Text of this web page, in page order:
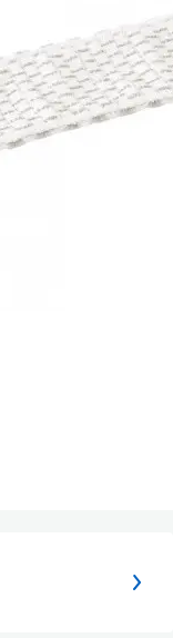
Средства
Средства
Средства